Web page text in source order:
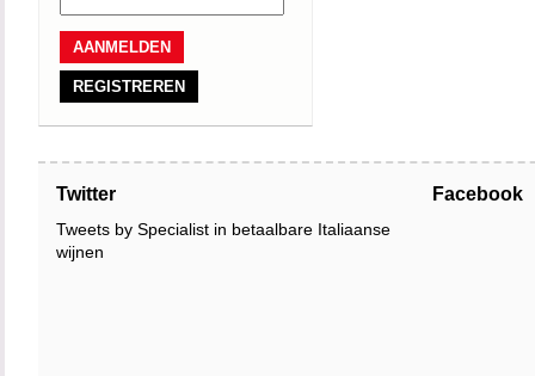
REGISTREREN
Twitter
Tweets by Specialist in betaalbare Italiaanse
wijnen
Facebook